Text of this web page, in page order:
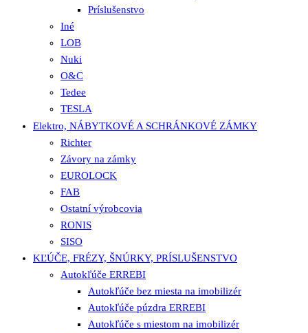
Príslušenstvo
Iné
LOB
Nuki
O&C
Tedee
TESLA
Elektro, NÁBYTKOVÉ A SCHRÁNKOVÉ ZÁMKY
Richter
Závory na zámky
EUROLOCK
FAB
Ostatní výrobcovia
RONIS
SISO
KĽÚČE, FRÉZY, ŠNÚRKY, PRÍSLUŠENSTVO
Autokľúče ERREBI
Autokľúče bez miesta na imobilizér
Autokľúče púzdra ERREBI
Autokľúče s miestom na imobilizér